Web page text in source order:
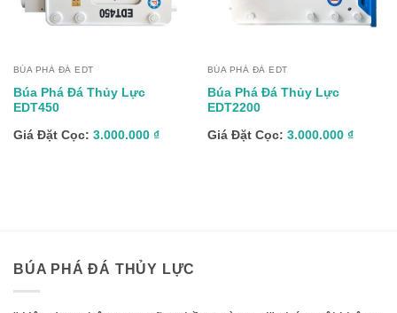
BÚA PHÁ ĐÁ EDT
Búa Phá Đá Thủy Lực
EDT450
Giá Đặt Cọc: 3.000.000 ₫
BÚA PHÁ ĐÁ EDT
Búa Phá Đá Thủy Lực
EDT2200
Giá Đặt Cọc: 3.000.000 ₫
BÚA PHÁ ĐÁ THỦY LỰC